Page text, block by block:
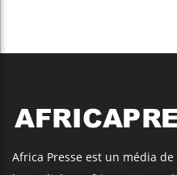
Africa Presse est un média